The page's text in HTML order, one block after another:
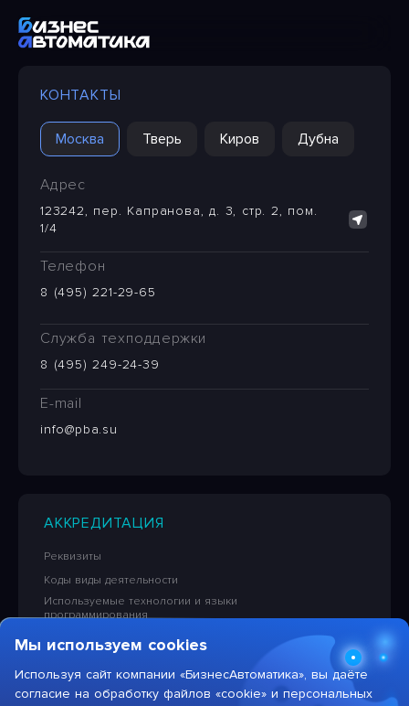
КОНТАКТЫ
Москва Тверь Киров Дубна
Адрес
123242, пер. Капранова, д. 3, стр. 2, пом.
1/4
Телефон
8 (495) 221-29-65
Служба техподдержки
8 (495) 249-24-39
E-mail
info@pba.su
АККРЕДИТАЦИЯ
Реквизиты
Коды виды деятельности
Используемые технологии и языки
программирования
Сведения об исключительных правах на ПО
«БизнесАвтоматика»
Тарифы на услуги компании
Мы используем cookies
Используя сайт компании «БизнесАвтоматика», вы даёте
согласие на обработку файлов «cookie» и персональных